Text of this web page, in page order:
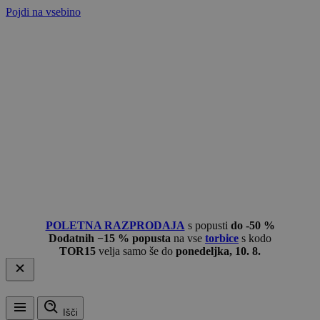
Pojdi na vsebino
POLETNA RAZPRODAJA s popusti do -50 %
Dodatnih −15 % popusta na vse torbice s kodo
TOR15 velja samo še do ponedeljka, 10. 8.
Išči